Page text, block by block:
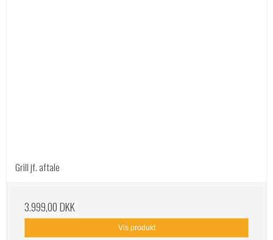
Grill jf. aftale
3.999,00 DKK
Vis produkt